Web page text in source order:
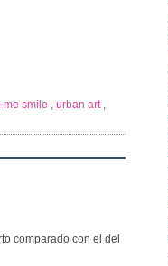
me smile , urban art ,
comparado con el del